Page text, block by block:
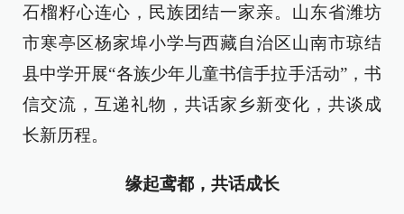
石榴籽心连心，民族团结一家亲。山东省潍坊
市寒亭区杨家埠小学与西藏自治区山南市琼结
县中学开展“各族少年儿童书信手拉手活动”，书
信交流，互递礼物，共话家乡新变化，共谈成
长新历程。
缘起鸢都，共话成长